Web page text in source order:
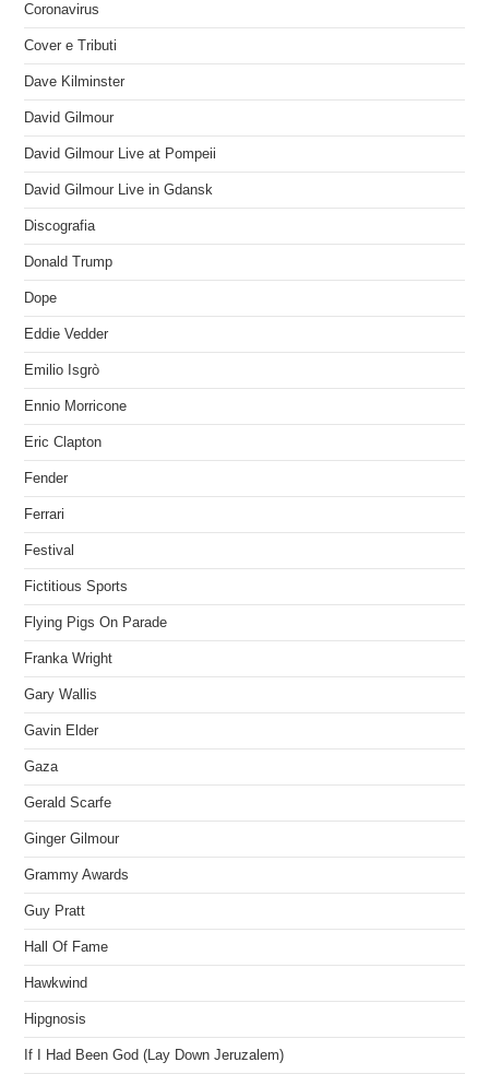
Coronavirus
Cover e Tributi
Dave Kilminster
David Gilmour
David Gilmour Live at Pompeii
David Gilmour Live in Gdansk
Discografia
Donald Trump
Dope
Eddie Vedder
Emilio Isgrò
Ennio Morricone
Eric Clapton
Fender
Ferrari
Festival
Fictitious Sports
Flying Pigs On Parade
Franka Wright
Gary Wallis
Gavin Elder
Gaza
Gerald Scarfe
Ginger Gilmour
Grammy Awards
Guy Pratt
Hall Of Fame
Hawkwind
Hipgnosis
If I Had Been God (Lay Down Jeruzalem)